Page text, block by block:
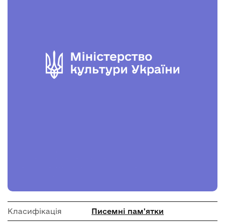
Класифікація Писемні пам'ятки